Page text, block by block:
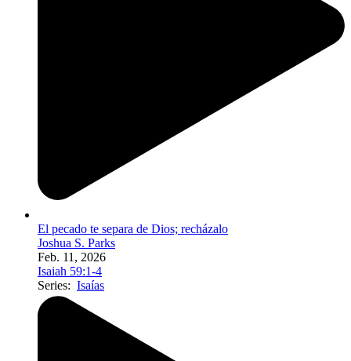
El pecado te separa de Dios; recházalo
Joshua S. Parks
Feb. 11, 2026
Isaiah 59:1-4
Series: Isaías